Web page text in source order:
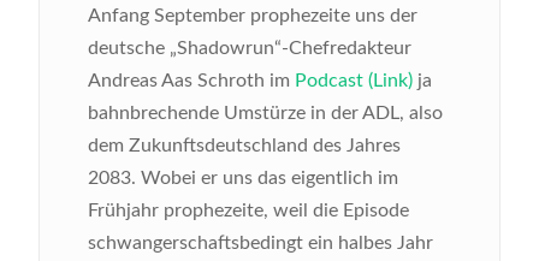
Anfang September prophezeite uns der
deutsche „Shadowrun“-Chefredakteur
Andreas Aas Schroth im Podcast (Link) ja
bahnbrechende Umstürze in der ADL, also
dem Zukunftsdeutschland des Jahres
2083. Wobei er uns das eigentlich im
Frühjahr prophezeite, weil die Episode
schwangerschaftsbedingt ein halbes Jahr